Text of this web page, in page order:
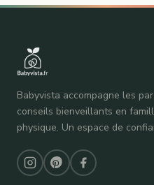
contenu
Babyvista accompagne les
conseils bienveillants en
physique. Un espace de